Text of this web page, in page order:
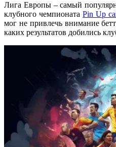
Лига Европы – самый
клубного чемпионатаPin Up
мог не привлечь внимание
каких результатов добились